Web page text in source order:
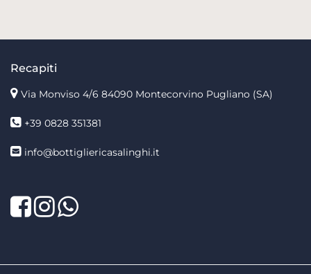
Recapiti
Via Monviso 4/6 84090 Montecorvino Pugliano (SA)
+39 0828 351381
info@bottigliericasalinghi.it
Facebook
TwitterLinkedIn